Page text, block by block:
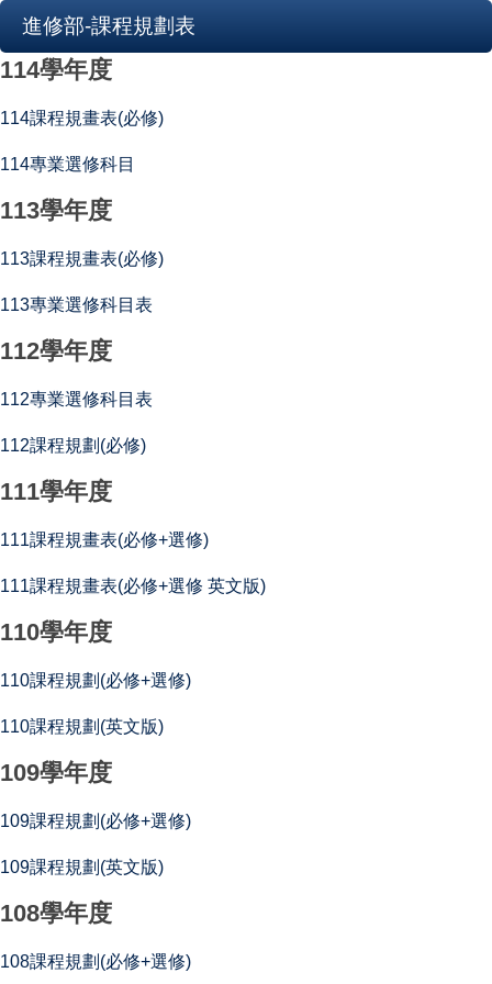
進修部-課程規劃表
114學年度
114課程規畫表(必修)
114專業選修科目
113學年度
113課程規畫表(必修)
113專業選修科目表
112學年度
112專業選修科目表
112課程規劃(必修)
111學年度
111課程規畫表(必修+選修)
111課程規畫表(必修+選修 英文版)
110學年度
110課程規劃(必修+選修)
110課程規劃(英文版)
109學年度
109課程規劃(必修+選修)
109課程規劃(英文版)
108學年度
108課程規劃(必修+選修)